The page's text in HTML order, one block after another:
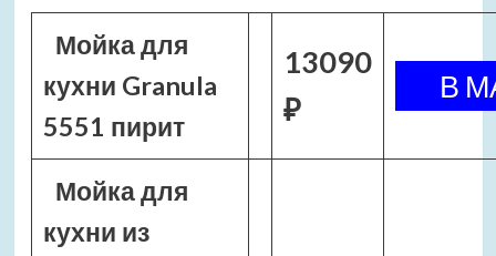
Мойка для
кухни Granula
5551 пирит
13090
₽
Мойка для
кухни из